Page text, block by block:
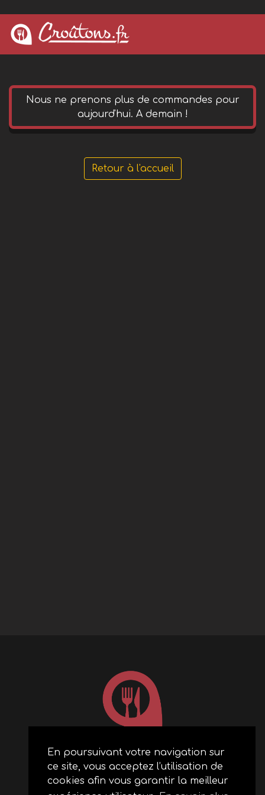
En poursuivant votre navigation sur
ce site, vous acceptez l’utilisation de
cookies afin vous garantir la meilleur
Nous ne prenons plus de commandes pour
aujourd'hui. A demain !
Retour à l'accueil
ACCUEIL